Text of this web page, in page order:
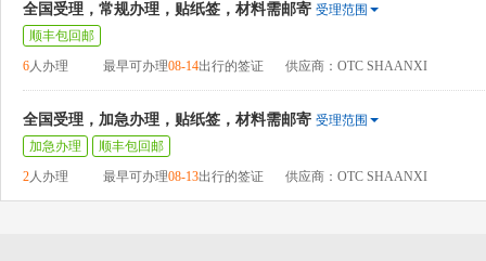
全国受理，常规办理，贴纸签，材料需邮寄 受理范围
顺丰包回邮
6人办理 最早可办理08-14出行的签证 供应商：OTC SHAANXI
全国受理，加急办理，贴纸签，材料需邮寄 受理范围
加急办理
顺丰包回邮
2人办理 最早可办理08-13出行的签证 供应商：OTC SHAANXI